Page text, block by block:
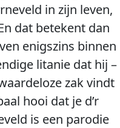
in zijn leven,
dat betekent dan
enigszins binnen
litanie dat hij –
zak vindt
hooi dat je d’r
is een parodie